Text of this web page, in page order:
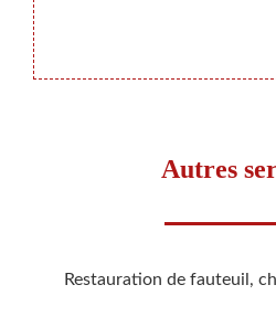
Autres
Restauration de fauteuil,